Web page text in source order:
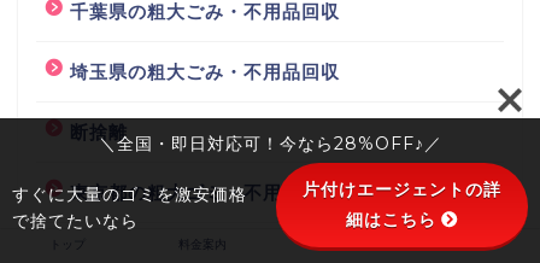
千葉県の粗大ごみ・不用品回収
埼玉県の粗大ごみ・不用品回収
断捨離
東京都の粗大ゴミ・不用品回収
料金案内 会社概要 お客様の声
＼全国・即日対応可！今なら28%OFF♪／
すぐに大量のゴミを激安価格
で捨てたいなら
片付けエージェントの詳
細はこちら